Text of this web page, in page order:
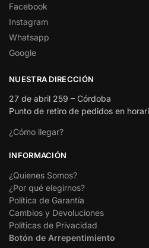
Facebook
Instagram
Whatsapp
Google
NUESTRA DIRECCIÓN
27 de abril 259 – Córdoba
Punto de retiro de pedidos en
¿Cómo llegar?
INFORMACIÓN
¿Quienes Somos?
¿Por qué elegirnos?
Política de Garantía
Cambios y Devoluciones
Políticas de Privacidad
Botón de Arrepentimiento